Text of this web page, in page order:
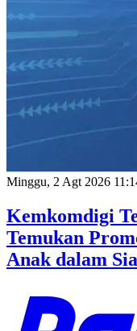
Minggu, 2 Agt 2026
Kemkomdigi
Temukan
Anak dalam